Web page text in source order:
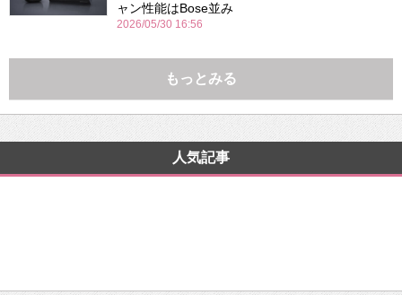
ャン性能はBose並み
2026/05/30 16:56
もっとみる
人気記事